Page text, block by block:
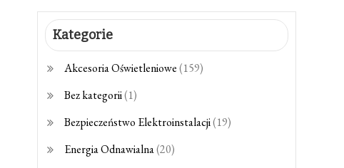
Kategorie
Akcesoria Oświetleniowe(159)
Bez kategorii(1)
Bezpieczeństwo Elektroinstalacji(19)
Energia Odnawialna(20)